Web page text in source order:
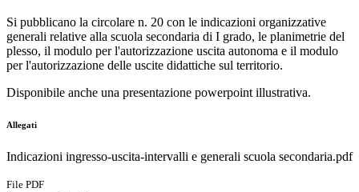
Si pubblicano la circolare n. 20 con le indicazioni organizzative
generali relative alla scuola secondaria di I grado, le planimetrie del
plesso, il modulo per l'autorizzazione uscita autonoma e il modulo
per l'autorizzazione delle uscite didattiche sul territorio.
Disponibile anche una presentazione powerpoint illustrativa.
Allegati
Indicazioni ingresso-uscita-intervalli e generali scuola secondaria.pdf
File PDF